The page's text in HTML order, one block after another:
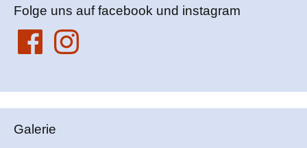
Folge uns auf facebook und instagram
FacebookInstagram
Galerie